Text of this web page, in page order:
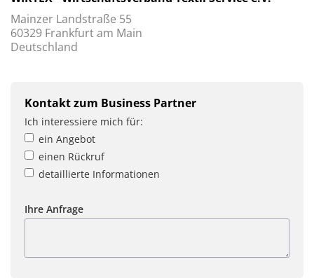
Mainzer Landstraße 55
60329 Frankfurt am Main
Deutschland
Kontakt zum Business Partner
Ich interessiere mich für:
ein Angebot
einen Rückruf
detaillierte Informationen
Ihre Anfrage